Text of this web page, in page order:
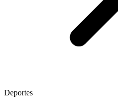
Deportes